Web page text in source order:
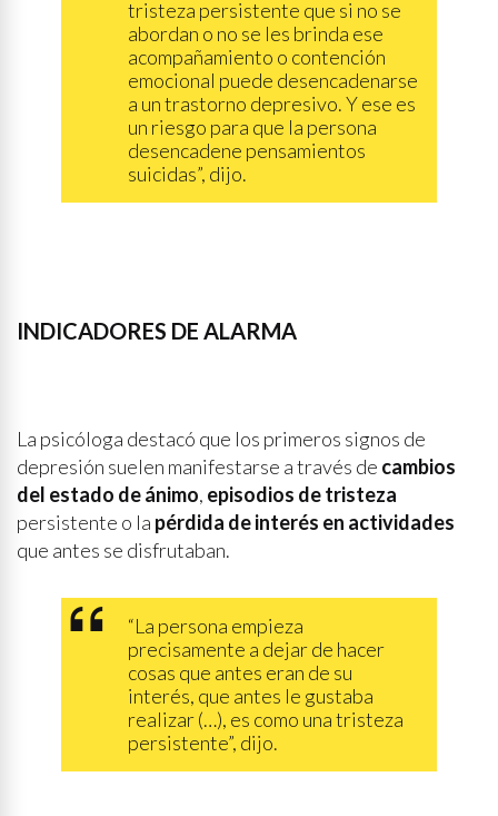
tristeza persistente que si no se
abordan o no se les brinda ese
acompañamiento o contención
emocional puede desencadenarse
a un trastorno depresivo. Y ese es
un riesgo para que la persona
desencadene pensamientos
suicidas”, dijo.
INDICADORES DE ALARMA
La psicóloga destacó que los primeros signos de
depresión suelen manifestarse a través de cambios
del estado de ánimo, episodios de tristeza
persistente o la pérdida de interés en actividades
que antes se disfrutaban.
“La persona empieza
precisamente a dejar de hacer
cosas que antes eran de su
interés, que antes le gustaba
realizar (…), es como una tristeza
persistente”, dijo.